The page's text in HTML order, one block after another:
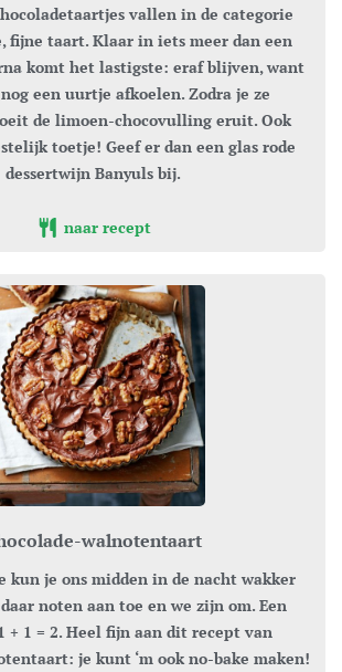
fijne taart. Klaar in iets meer dan een
komt het lastigste: eraf blijven, want
een uurtje afkoelen. Zodra je ze
de limoen-chocovulling eruit. Ook
toetje! Geef er dan een glas rode
dessertwijn Banyuls bij.
naar recept
walnotentaart
noten aan toe en we zijn om. Een
+ 1 = 2. Heel fijn aan dit recept van
je kunt ‘m ook no-bake maken!